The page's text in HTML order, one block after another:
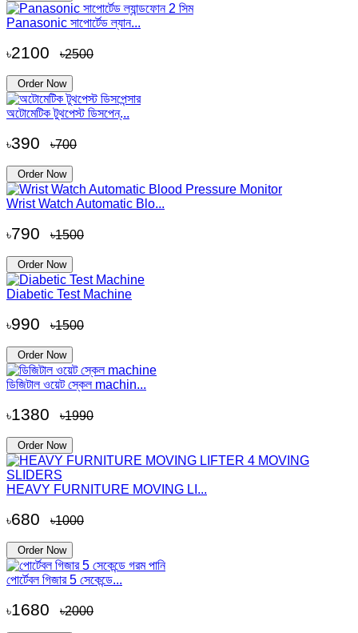
Panasonic সাপোর্টেড ল্যান...
৳2100 ৳2500
Order Now
অটোমেটিক টুথপেস্ট ডিসপেন্...
৳390 ৳700
Order Now
Wrist Watch Automatic Blo...
৳790 ৳1500
Order Now
Diabetic Test Machine
৳990 ৳1500
Order Now
ডিজিটাল ওয়েট স্কেল machin...
৳1380 ৳1990
Order Now
HEAVY FURNITURE MOVING LI...
৳680 ৳1000
Order Now
পোর্টেবল গিজার 5 সেকেন্ডে...
৳1680 ৳2000